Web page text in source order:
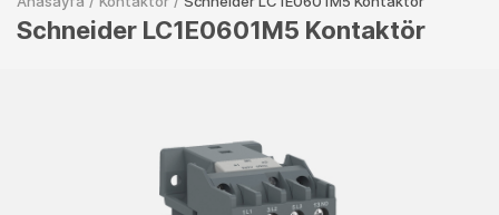
Schneider LC1E0601M5 Kontaktör